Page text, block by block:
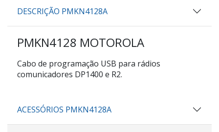
DESCRIÇÃO PMKN4128A
PMKN4128 MOTOROLA
Cabo de programação USB para rádios
comunicadores DP1400 e R2.
ACESSÓRIOS PMKN4128A